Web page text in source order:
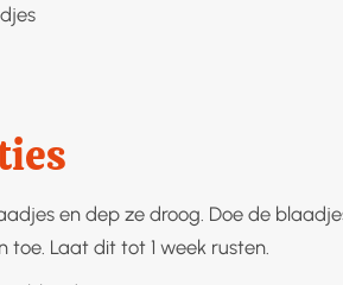
en dep ze droog. Doe de
toe. Laat dit tot 1 week rusten.